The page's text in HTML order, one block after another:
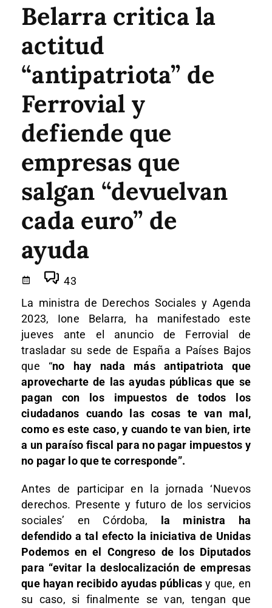
Belarra critica la
actitud
“antipatriota” de
Ferrovial y
defiende que
empresas que
salgan “devuelvan
cada euro” de
ayuda
43
La ministra de Derechos Sociales y Agenda
2023, Ione Belarra, ha manifestado este
jueves ante el anuncio de Ferrovial de
trasladar su sede de España a Países Bajos
que “no hay nada más antipatriota que
aprovecharte de las ayudas públicas que se
pagan con los impuestos de todos los
ciudadanos cuando las cosas te van mal,
como es este caso, y cuando te van bien, irte
a un paraíso fiscal para no pagar impuestos y
no pagar lo que te corresponde”.
Antes de participar en la jornada ‘Nuevos
derechos. Presente y futuro de los servicios
sociales’ en Córdoba,
la ministra ha
defendido a tal efecto la iniciativa de Unidas
Podemos en el Congreso de los Diputados
para “evitar la deslocalización de empresas
que hayan recibido ayudas públicas y que, en
su caso, si finalmente se van, tengan que